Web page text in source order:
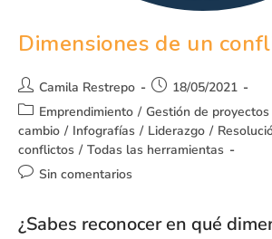
Dimensiones de un
Camila Restrepo
18/05/2021
Emprendimiento / Gestión de proyectos
cambio / Infografías / Liderazgo /
conflictos / Todas las herramientas
Sin comentarios
¿Sabes reconocer en qué